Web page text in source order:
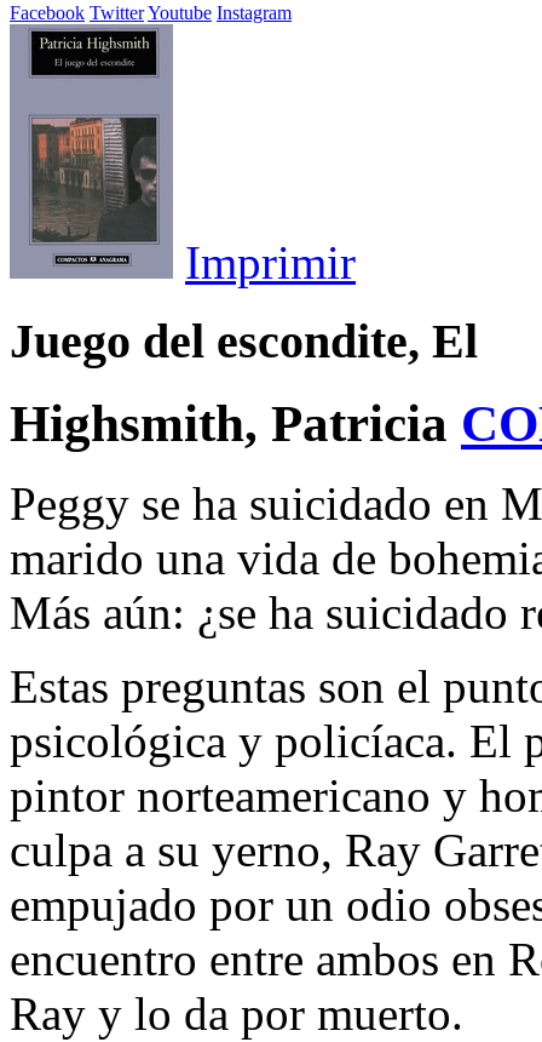
Facebook TwitterYoutube Instagram
Imprimir
Juego del escondite, El
Highsmith, Patricia
Peggy se ha suicidado en
marido una vida de
Más aún: ¿se ha suicidado
Estas preguntas son el
psicológica y policíaca. El
pintor norteamericano y
culpa a su yerno, Ray
empujado por un odio
encuentro entre ambos en
Ray y lo da por muerto.